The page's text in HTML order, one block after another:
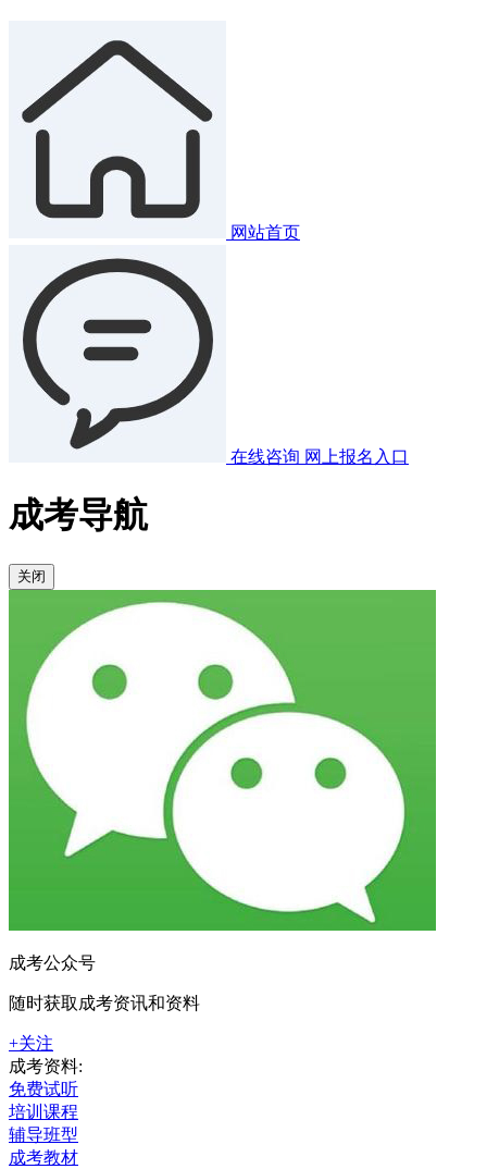
网站首页
在线咨询 网上报名入口
成考导航
关闭
成考公众号
随时获取成考资讯和资料
+关注
成考资料:
免费试听
培训课程
辅导班型
成考教材